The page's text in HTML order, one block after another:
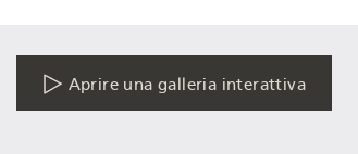
Aprire una galleria interattiva